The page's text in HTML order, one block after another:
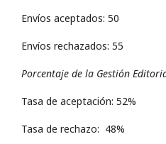
Envíos aceptados: 50
Envíos rechazados: 55
Porcentaje de la Gestión
Tasa de aceptación: 52%
Tasa de rechazo: 48%